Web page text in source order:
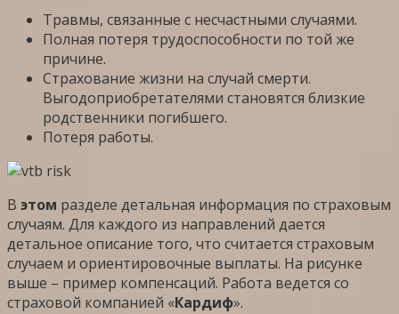
Травмы, связанные с несчастными случаями.
Полная потеря трудоспособности по той же
причине.
Страхование жизни на случай смерти.
Выгодоприобретателями становятся близкие
родственники погибшего.
Потеря работы.
В этом разделе детальная информация по страховым
случаям. Для каждого из направлений дается
детальное описание того, что считается страховым
случаем и ориентировочные выплаты. На рисунке
выше – пример компенсаций. Работа ведется со
страховой компанией «Кардиф».